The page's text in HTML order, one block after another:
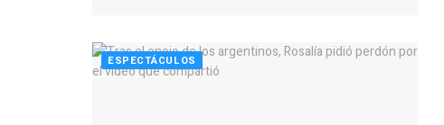
ESPECTÁCULOS